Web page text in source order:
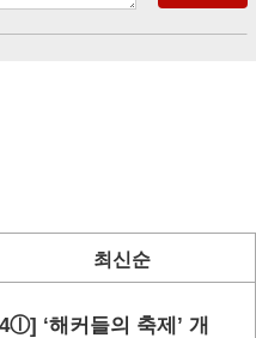
최신순
‘해커들의 축제’ 개